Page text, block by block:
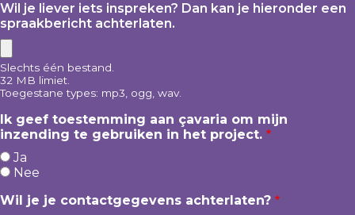
Wil je liever iets inspreken? Dan kan je hieronder een
spraakbericht achterlaten.
Slechts één bestand.
32 MB limiet.
Toegestane types: mp3, ogg, wav.
Ik geef toestemming aan çavaria om mijn
inzending te gebruiken in het project.
Ja
Nee
Wil je je contactgegevens achterlaten?